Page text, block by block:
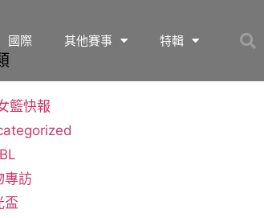
國際 其他賽事 特輯
籃快報
專訪
盃